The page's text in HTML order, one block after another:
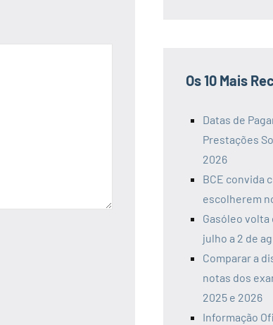
Os 10 Mais
Datas de
Prestações
2026
BCE convida
escolherem
Gasóleo volta
julho a 2 de
Comparar a
notas dos
2025 e 2026
Informação